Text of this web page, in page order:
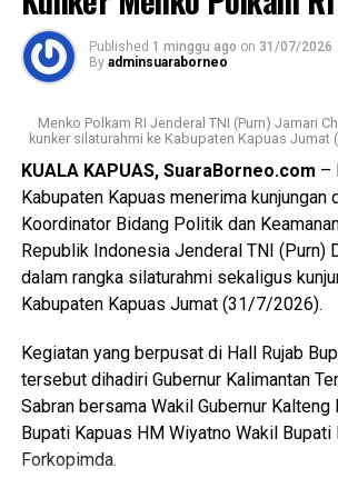
Messenger
Berdasarkan hasil penyelidikan aksi
pertengkaran antara tersangka dengan
hari dan bahkan disertai ancaman akan
“Malam kejadian tersangka sempat
berkumpul bersama para korban.
menonton pertandingan final Piala Dunia
mendatangi barak karena kembali terlibat
korban,” katanya.
Nah saat pintu kamar dikunci dari dalam
menggedor hingga mendobrak pintu
sambil merusak sejumlah barang dan
pertengkaran.
Published 1 minggu ago on 31/07/2026
By adminsuaraborneo
Menko Polkam RI Jenderal TNI (Purn) Jamari
kunker silaturahmi ke Kabupaten Kapuas
KUALA KAPUAS, SuaraBorneo.com –
Kabupaten Kapuas menerima kunjungan
Koordinator Bidang Politik dan
Republik Indonesia Jenderal TNI (Purn)
dalam rangka silaturahmi sekaligus
Kabupaten Kapuas Jumat (31/7/2026).
Kegiatan yang berpusat di Hall Rujab
tersebut dihadiri Gubernur Kalimantan
Sabran bersama Wakil Gubernur Kalteng
Bupati Kapuas HM Wiyatno Wakil Bupati
Forkopimda.